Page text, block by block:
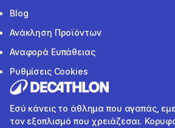
Blog
Ανάκληση Προϊόντων
Αναφορά Ευπάθειας
Ρυθμίσεις Cookies
Εσύ κάνεις το άθλημα που αγαπάς,
τον εξοπλισμό που χρειάζεσαι.